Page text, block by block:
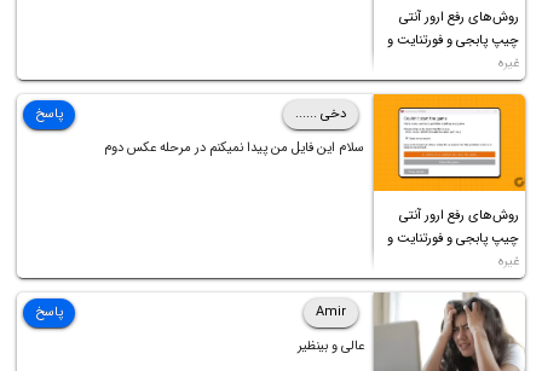
روش‌های رفع ارور آنتی
چیپ پابجی و فورتنایت و
غیره
روش‌های رفع ارور آنتی
چیپ پابجی و فورتنایت و
غیره
دخی ......
سلام این فایل من پیدا نمیکنم در مرحله عکس دوم
پاسخ
Amir
عالی و بینظیر
پاسخ